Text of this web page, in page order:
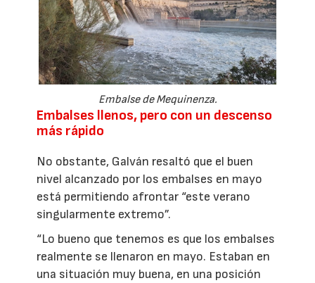
Embalse de Mequinenza.
Embalses llenos, pero con un descenso
más rápido
No obstante, Galván resaltó que el buen
nivel alcanzado por los embalses en mayo
está permitiendo afrontar “este verano
singularmente extremo”.
“Lo bueno que tenemos es que los embalses
realmente se llenaron en mayo. Estaban en
una situación muy buena, en una posición